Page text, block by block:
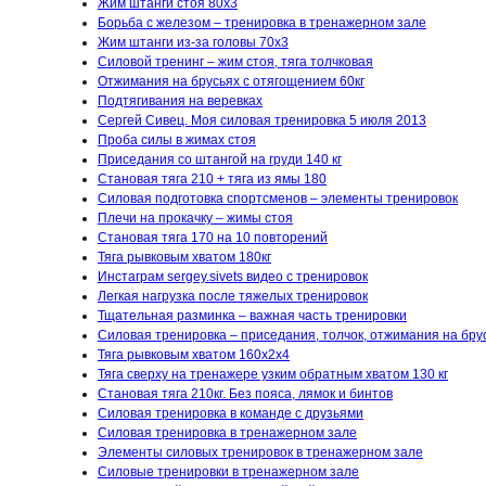
Жим штанги стоя 80х3
Борьба с железом – тренировка в тренажерном зале
Жим штанги из-за головы 70х3
Силовой тренинг – жим стоя, тяга толчковая
Отжимания на брусьях с отягощением 60кг
Подтягивания на веревках
Сергей Сивец. Моя силовая тренировка 5 июля 2013
Проба силы в жимах стоя
Приседания со штангой на груди 140 кг
Становая тяга 210 + тяга из ямы 180
Силовая подготовка спортсменов – элементы тренировок
Плечи на прокачку – жимы стоя
Становая тяга 170 на 10 повторений
Тяга рывковым хватом 180кг
Инстаграм sergey.sivets видео с тренировок
Легкая нагрузка после тяжелых тренировок
Тщательная разминка – важная часть тренировки
Силовая тренировка – приседания, толчок, отжимания на
Тяга рывковым хватом 160х2х4
Тяга сверху на тренажере узким обратным хватом 130 кг
Становая тяга 210кг. Без пояса, лямок и бинтов
Силовая тренировка в команде с друзьями
Силовая тренировка в тренажерном зале
Элементы силовых тренировок в тренажерном зале
Силовые тренировки в тренажерном зале